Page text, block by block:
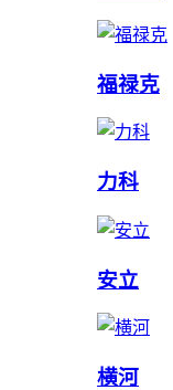
福禄克
力科
安立
横河